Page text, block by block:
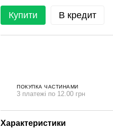
Купити В кредит
ПОКУПКА ЧАСТИНАМИ
3 платежі по 12.00 грн
Характеристики